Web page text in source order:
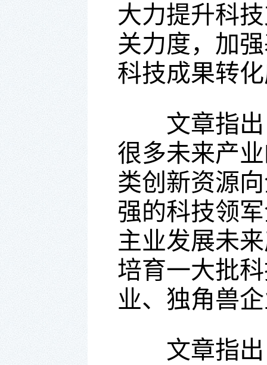
大力提升科
关力度，加
科技成果转
文章指出
很多未来产
类创新资源
强的科技领
主业发展未
培育一大批
业、独角兽
文章指出